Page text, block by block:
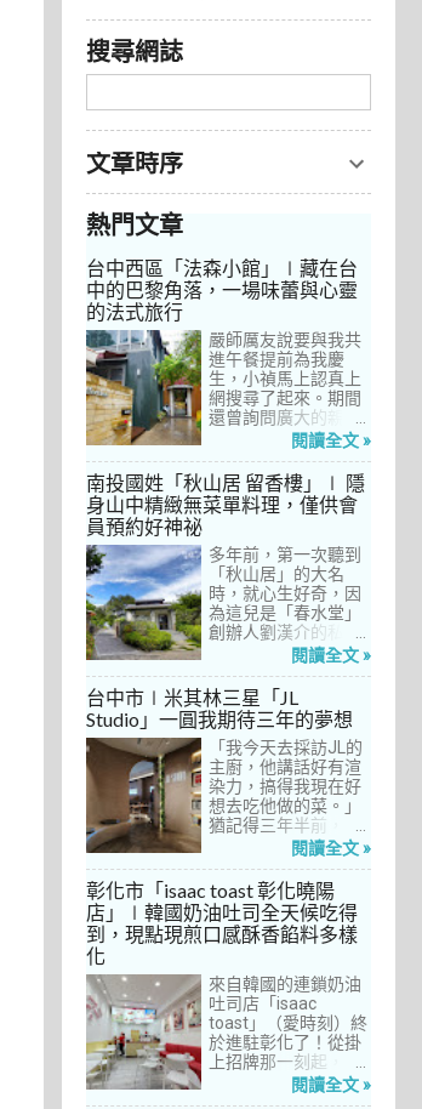
搜尋網誌
文章時序
熱門文章
台中西區「法森小館」∣藏在台
中的巴黎角落，一場味蕾與心靈
的法式旅行
嚴師厲友說要與我共
進午餐提前為我慶
生，小禎馬上認真上
網搜尋了起來。期間
還曾詢問廣大的親友
們有沒有推薦的餐
阿姨及桄甄老師誠懇
給我建議，其他都是
一堆來亂的！哈～ 從
宮」到台中的
「澀」，再比較了幾
間價位較親民的牛排
餐廳……，最終，小禎
選定了阿姨及表弟剛
去吃過的「法森小
館」，理由很簡單：
歐法套餐1680元起的
價位可以接受，而且
不是無菜單料理，從
開胃菜、湯品、主
菜、甜點等，通通可
以選自己喜歡的，小
禎覺得能夠自由搭配
很讚！而且「法森小
館」是台中老字號的
不斷，能夠屹立不搖
這麼多年，一定有它
的道理在呀！
閱讀全文 »
南投國姓「秋山居 留香樓」∣ 隱
身山中精緻無菜單料理，僅供會
員預約好神祕
多年前，第一次聽到
「秋山居」的大名
時，就心生好奇，因
為這兒是「春水堂」
創辦人劉漢介的私人
招待所，只對會員開
自從十多年前搬回彰
化之後，小禎才開始
上春水堂吃飯、喝
茶，有一度還把春水
堂當麵店在吃，每週
到台中上課時，總忍
不住奔入春水堂，點
上一碗「XO醬拌麵」
搭配一杯茶飲，後來
也嘗試過其他茶點，
對春水堂的餐飲很有
信心。因此，一得知
秋山居是春水堂創辦
人開設的，感覺就是
食的小禎而言，自然
深具吸引力。
閱讀全文 »
台中市∣米其林三星「JL
Studio」一圓我期待三年的夢想
「我今天去採訪JL的
主廚，他講話好有渲
染力，搞得我現在好
想去吃他做的菜。」
猶記得三年半前，當
米其林評鑑要來台中
做了一次得獎預測，
於是我因為工作踏入
JL Studio，當天回家
之後，我就迫不及待
從事美食採訪20多
年，只採訪沒吃的店
也不計其數，但從沒
有一家餐廳讓我這樣
充滿渴望，留下「真
的好想吃吃看」的懸
閱讀全文 »
彰化市「isaac toast 彰化曉陽
店」∣韓國奶油吐司全天候吃得
到，現點現煎口感酥香餡料多樣
化
來自韓國的連鎖奶油
吐司店「isaac
toast」（愛時刻）終
於進駐彰化了！從掛
上招牌那一刻起，小
禎就想著找時間來吃
閱讀全文 »